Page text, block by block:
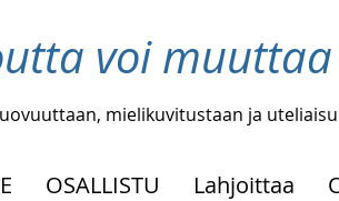
voi
mielikuvitustaan ja
OSALLISTU Lahjoittaa